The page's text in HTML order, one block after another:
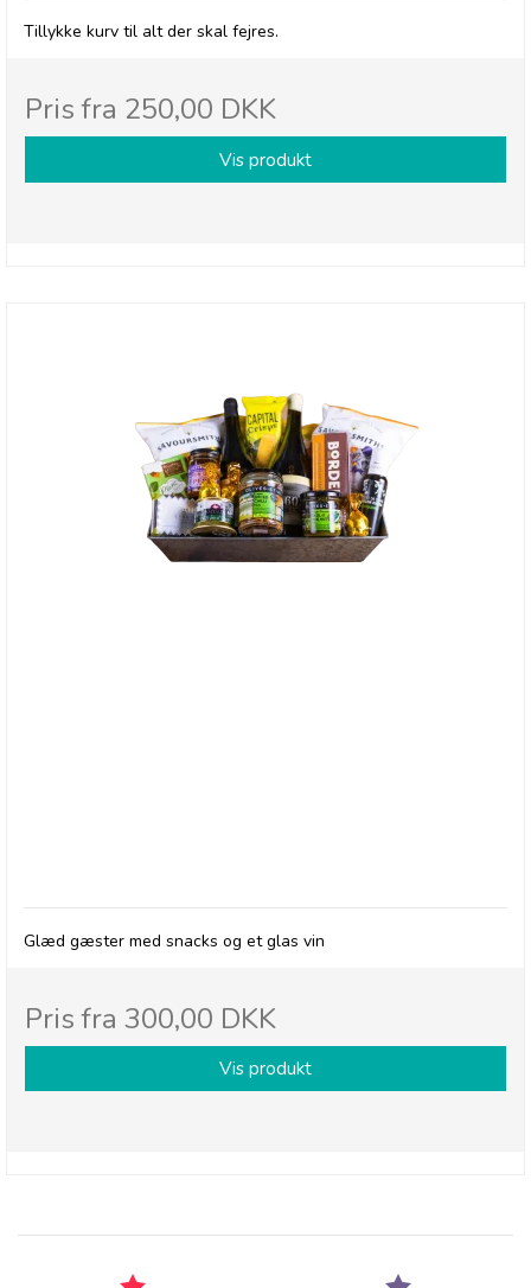
Tillykke kurv til alt der skal fejres.
Pris fra 250,00 DKK
Vis produkt
Glæd gæster med snacks og et glas vin
Pris fra 300,00 DKK
Vis produkt